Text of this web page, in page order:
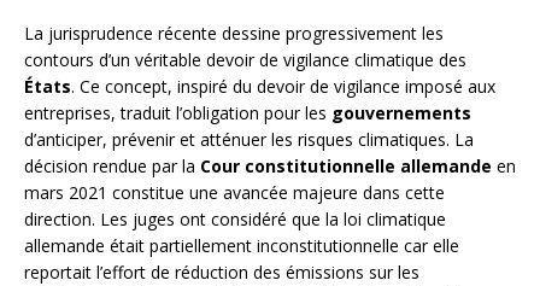
La jurisprudence récente dessine progressivement les
contours d’un véritable devoir de vigilance climatique des
États. Ce concept, inspiré du devoir de vigilance imposé aux
entreprises, traduit l’obligation pour les gouvernements
d’anticiper, prévenir et atténuer les risques climatiques. La
décision rendue par la Cour constitutionnelle allemande en
mars 2021 constitue une avancée majeure dans cette
direction. Les juges ont considéré que la loi climatique
allemande était partiellement inconstitutionnelle car elle
reportait l’effort de réduction des émissions sur les